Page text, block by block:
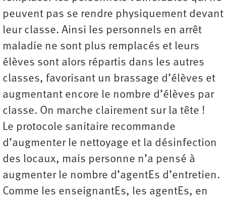
peuvent pas se rendre physiquement devant
leur classe. Ainsi les personnels en arrêt
maladie ne sont plus remplacés et leurs
élèves sont alors répartis dans les autres
classes, favorisant un brassage d’élèves et
augmentant encore le nombre d’élèves par
classe. On marche clairement sur la tête !
Le protocole sanitaire recommande
d’augmenter le nettoyage et la désinfection
des locaux, mais personne n’a pensé à
augmenter le nombre d’agentEs d’entretien.
Comme les enseignantEs, les agentEs, en